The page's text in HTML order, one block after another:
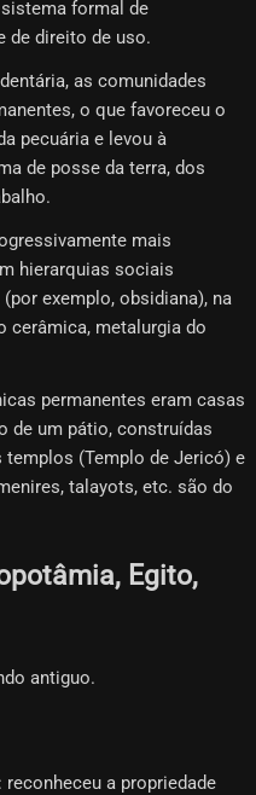
formal de
de direito de uso.
as comunidades
o que favoreceu o
pecuária e levou à
de posse da terra, dos
mais
hierarquias sociais
exemplo, obsidiana), na
cerâmica, metalurgia do
permanentes eram casas
de um pátio, construídas
(Templo de Jericó) e
talayots, etc. são do
Egito,
antiguo.
a propriedade